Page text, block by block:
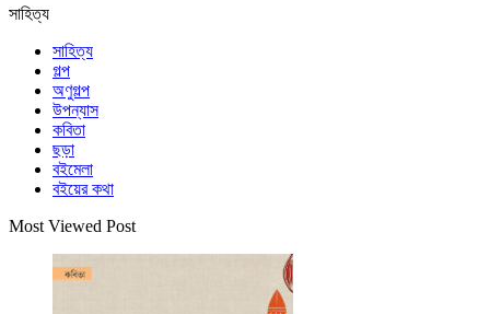
সাহিত্য
সাহিত্য
গল্প
অণুগল্প
উপন্যাস
কবিতা
ছড়া
বইমেলা
বইয়ের কথা
Most Viewed Post